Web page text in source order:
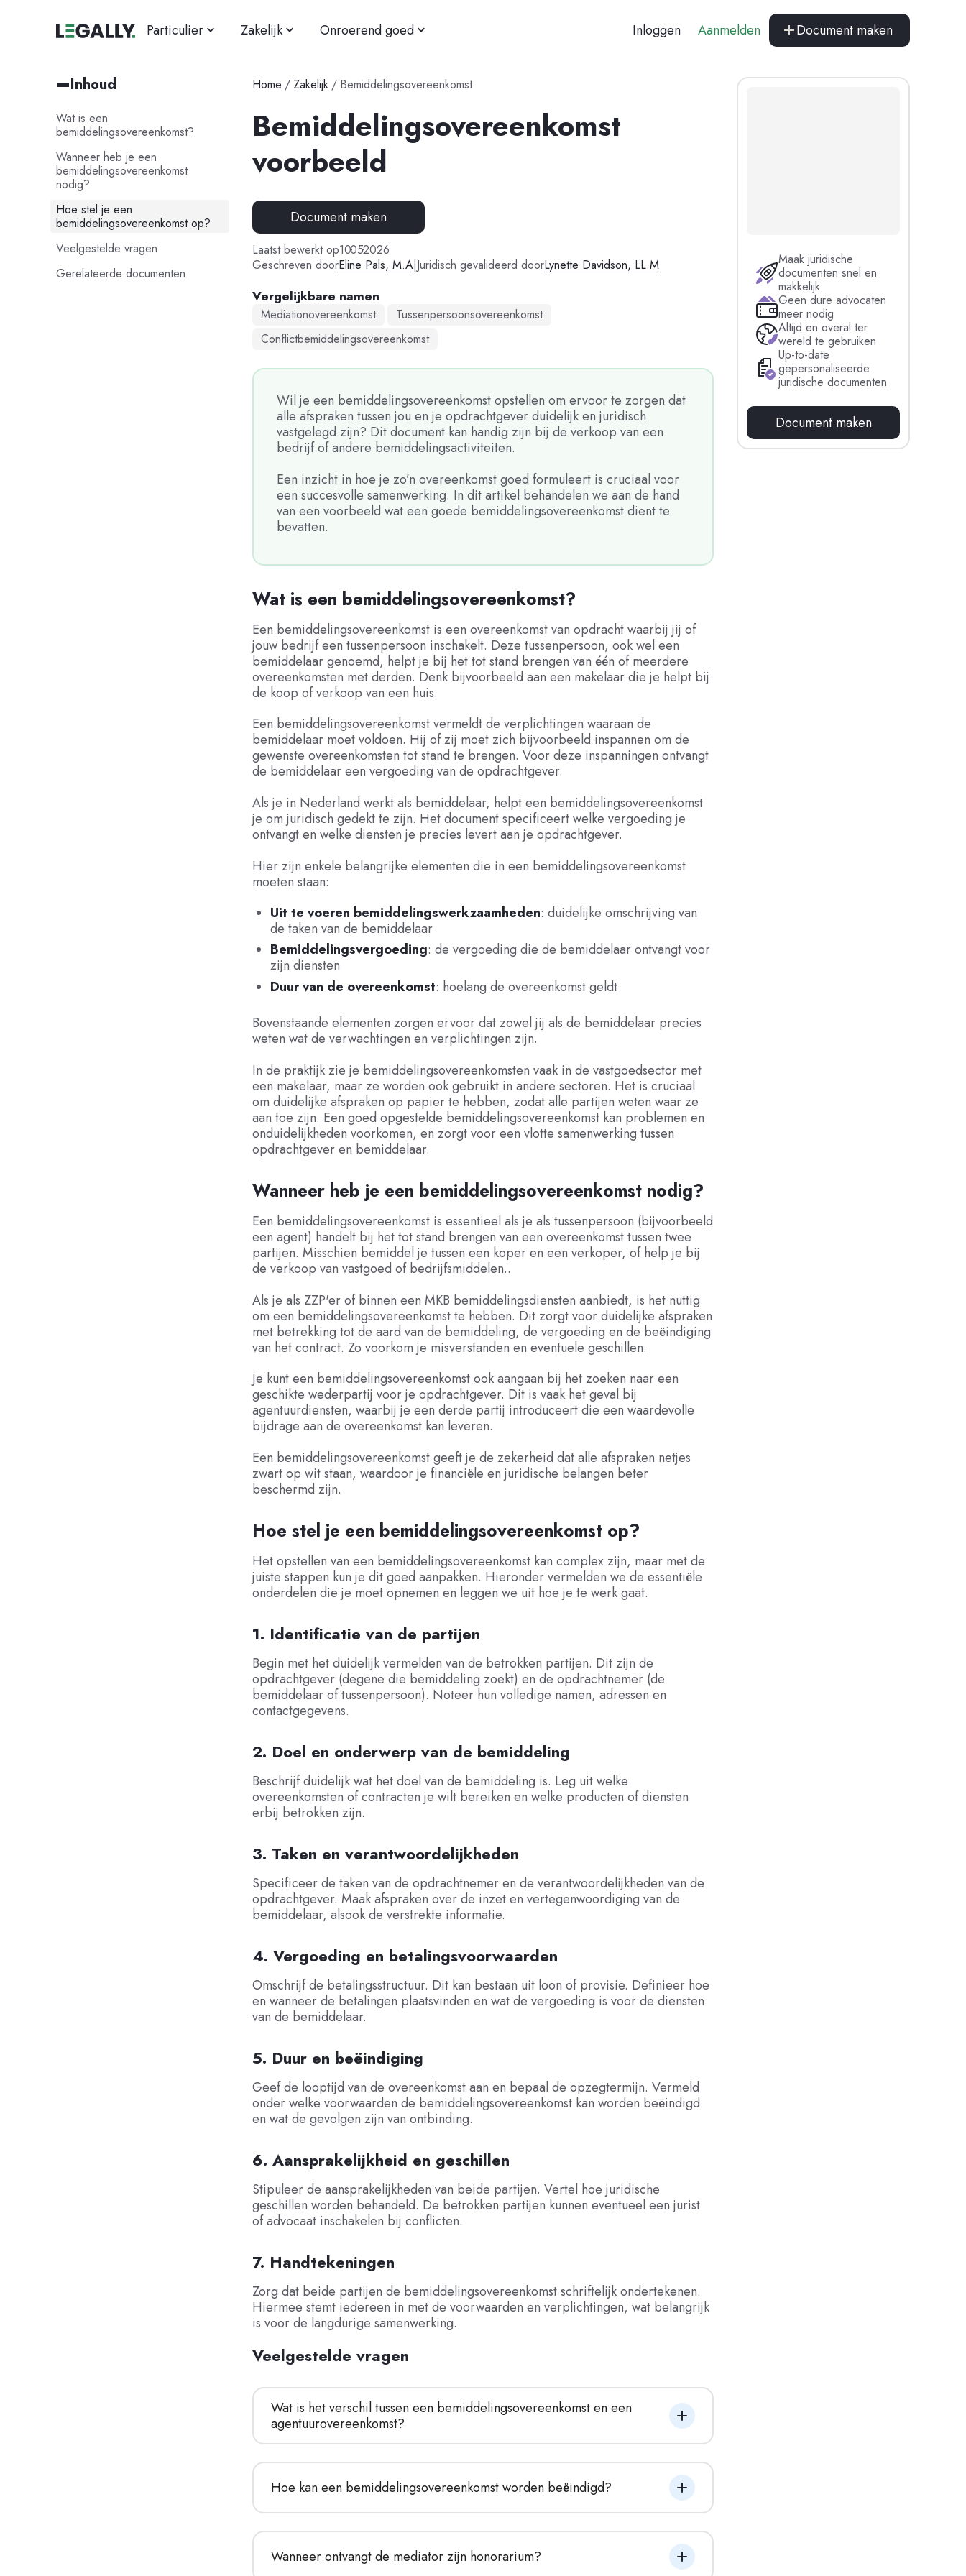
Particulier Zakelijk Onroerend goed Inloggen Aanmelden Document maken
Home / Zakelijk / Bemiddelingsovereenkomst
Bemiddelingsovereenkomst
voorbeeld
Document maken
Laatst bewerkt op10-05-2026
Geschreven doorEline Pals, M.A|Juridisch gevalideerd doorLynette Davidson, LL.M
Vergelijkbare namen
Mediationovereenkomst
Tussenpersoonsovereenkomst
Conflictbemiddelingsovereenkomst
Maak juridische
documenten snel en
makkelijk
Geen dure advocaten
meer nodig
Altijd en overal ter
wereld te gebruiken
Up-to-date
gepersonaliseerde
juridische documenten
Document maken
Wil je een bemiddelingsovereenkomst opstellen om ervoor te zorgen dat
alle afspraken tussen jou en je opdrachtgever duidelijk en juridisch
vastgelegd zijn? Dit document kan handig zijn bij de verkoop van een
bedrijf of andere bemiddelingsactiviteiten.
Een inzicht in hoe je zo’n overeenkomst goed formuleert is cruciaal voor
een succesvolle samenwerking. In dit artikel behandelen we aan de hand
van een voorbeeld wat een goede bemiddelingsovereenkomst dient te
bevatten.
Inhoud
Wat is een
bemiddelingsovereenkomst?
Wanneer heb je een
bemiddelingsovereenkomst
nodig?
Hoe stel je een
bemiddelingsovereenkomst op?
Veelgestelde vragen
Gerelateerde documenten
Wat is een bemiddelingsovereenkomst?
Een bemiddelingsovereenkomst is een overeenkomst van opdracht waarbij jij of
jouw bedrijf een tussenpersoon inschakelt. Deze tussenpersoon, ook wel een
bemiddelaar genoemd, helpt je bij het tot stand brengen van één of meerdere
overeenkomsten met derden. Denk bijvoorbeeld aan een makelaar die je helpt bij
de koop of verkoop van een huis.
Een bemiddelingsovereenkomst vermeldt de verplichtingen waaraan de
bemiddelaar moet voldoen. Hij of zij moet zich bijvoorbeeld inspannen om de
gewenste overeenkomsten tot stand te brengen. Voor deze inspanningen ontvangt
de bemiddelaar een vergoeding van de opdrachtgever.
Als je in Nederland werkt als bemiddelaar, helpt een bemiddelingsovereenkomst
je om juridisch gedekt te zijn. Het document specificeert welke vergoeding je
ontvangt en welke diensten je precies levert aan je opdrachtgever.
Hier zijn enkele belangrijke elementen die in een bemiddelingsovereenkomst
moeten staan:
Uit te voeren bemiddelingswerkzaamheden: duidelijke omschrijving van
de taken van de bemiddelaar
Bemiddelingsvergoeding: de vergoeding die de bemiddelaar ontvangt voor
zijn diensten
Duur van de overeenkomst: hoelang de overeenkomst geldt
Bovenstaande elementen zorgen ervoor dat zowel jij als de bemiddelaar precies
weten wat de verwachtingen en verplichtingen zijn.
In de praktijk zie je bemiddelingsovereenkomsten vaak in de vastgoedsector met
een makelaar, maar ze worden ook gebruikt in andere sectoren. Het is cruciaal
om duidelijke afspraken op papier te hebben, zodat alle partijen weten waar ze
aan toe zijn. Een goed opgestelde bemiddelingsovereenkomst kan problemen en
onduidelijkheden voorkomen, en zorgt voor een vlotte samenwerking tussen
opdrachtgever en bemiddelaar.
Wanneer heb je een bemiddelingsovereenkomst nodig?
Een bemiddelingsovereenkomst is essentieel als je als tussenpersoon (bijvoorbeeld
een agent) handelt bij het tot stand brengen van een overeenkomst tussen twee
partijen. Misschien bemiddel je tussen een koper en een verkoper, of help je bij
de verkoop van vastgoed of bedrijfsmiddelen..
Als je als ZZP'er of binnen een MKB bemiddelingsdiensten aanbiedt, is het nuttig
om een bemiddelingsovereenkomst te hebben. Dit zorgt voor duidelijke afspraken
met betrekking tot de aard van de bemiddeling, de vergoeding en de beëindiging
van het contract. Zo voorkom je misverstanden en eventuele geschillen.
Je kunt een bemiddelingsovereenkomst ook aangaan bij het zoeken naar een
geschikte wederpartij voor je opdrachtgever. Dit is vaak het geval bij
agentuurdiensten, waarbij je een derde partij introduceert die een waardevolle
bijdrage aan de overeenkomst kan leveren.
Een bemiddelingsovereenkomst geeft je de zekerheid dat alle afspraken netjes
zwart op wit staan, waardoor je financiële en juridische belangen beter
beschermd zijn.
Hoe stel je een bemiddelingsovereenkomst op?
Het opstellen van een bemiddelingsovereenkomst kan complex zijn, maar met de
juiste stappen kun je dit goed aanpakken. Hieronder vermelden we de essentiële
onderdelen die je moet opnemen en leggen we uit hoe je te werk gaat.
1. Identificatie van de partijen
Begin met het duidelijk vermelden van de betrokken partijen. Dit zijn de
opdrachtgever (degene die bemiddeling zoekt) en de opdrachtnemer (de
bemiddelaar of tussenpersoon). Noteer hun volledige namen, adressen en
contactgegevens.
2. Doel en onderwerp van de bemiddeling
Beschrijf duidelijk wat het doel van de bemiddeling is. Leg uit welke
overeenkomsten of contracten je wilt bereiken en welke producten of diensten
erbij betrokken zijn.
3. Taken en verantwoordelijkheden
Specificeer de taken van de opdrachtnemer en de verantwoordelijkheden van de
opdrachtgever. Maak afspraken over de inzet en vertegenwoordiging van de
bemiddelaar, alsook de verstrekte informatie.
4. Vergoeding en betalingsvoorwaarden
Omschrijf de betalingsstructuur. Dit kan bestaan uit loon of provisie. Definieer hoe
en wanneer de betalingen plaatsvinden en wat de vergoeding is voor de diensten
van de bemiddelaar.
5. Duur en beëindiging
Geef de looptijd van de overeenkomst aan en bepaal de opzegtermijn. Vermeld
onder welke voorwaarden de bemiddelingsovereenkomst kan worden beëindigd
en wat de gevolgen zijn van ontbinding.
6. Aansprakelijkheid en geschillen
Stipuleer de aansprakelijkheden van beide partijen. Vertel hoe juridische
geschillen worden behandeld. De betrokken partijen kunnen eventueel een jurist
of advocaat inschakelen bij conflicten.
7. Handtekeningen
Zorg dat beide partijen de bemiddelingsovereenkomst schriftelijk ondertekenen.
Hiermee stemt iedereen in met de voorwaarden en verplichtingen, wat belangrijk
is voor de langdurige samenwerking.
Veelgestelde vragen
Wat is het verschil tussen een bemiddelingsovereenkomst en een
agentuurovereenkomst?
Hoe kan een bemiddelingsovereenkomst worden beëindigd?
Wanneer ontvangt de mediator zijn honorarium?